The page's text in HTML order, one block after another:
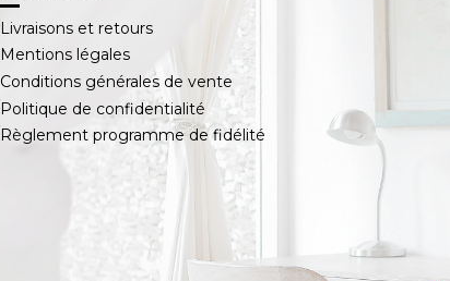
Livraisons et retours
Mentions légales
Conditions générales de vente
Politique de confidentialité
Règlement programme de fidélité